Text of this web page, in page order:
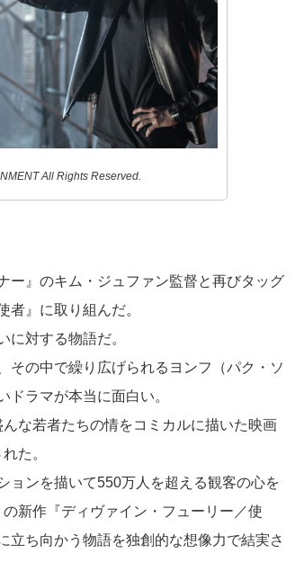
All Rights Reserved.
ー』のキム・ジュファン監督と再びタッグ
者』に取り組んだ。
に対する物語だ。
その中で繰り広げられるヨンフ（パク・ソ
ドラマが本当に面白い。
な若者たちの情をコミカルに描いた映画
た。
ョンを描いて550万人を超える観客の心を
新作『ディヴァイン・フューリー／使
立ち向かう物語を独創的な想像力で結実さ